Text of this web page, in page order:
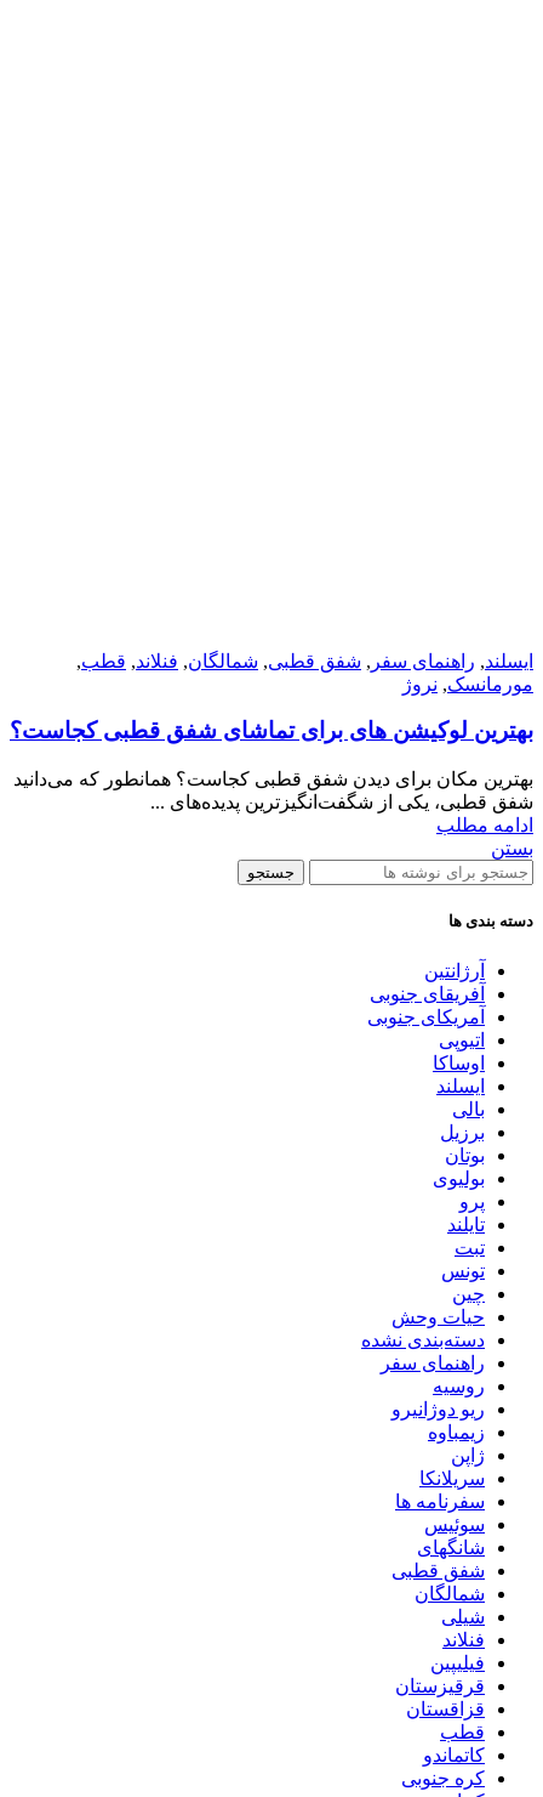
ایسلند, راهنمای سفر , شفق قطبی, شمالگان, فنلاند, قطب,
مورمانسک, نروژ
بهترین لوکیشن‌ های برای تماشای شفق قطبی کجاست؟
بهترین مکان برای دیدن شفق قطبی کجاست؟ همانطور که می‌دانید
شفق قطبی، یکی از شگفت‌انگیزترین پدیده‌های ...
ادامه مطلب
بستن
جستجو
دسته بندی ها
آرژانتین
آفریقای جنوبی
آمریکای جنوبی
اتیوپی
اوساکا
ایسلند
بالی
برزیل
بوتان
بولیوی
پرو
تایلند
تبت
تونس
چین
حیات وحش
دسته‌بندی نشده
راهنمای سفر
روسیه
ریو دوژانیرو
زیمباوه
ژاپن
سریلانکا
سفرنامه ها
سوئیس
شانگهای
شفق قطبی
شمالگان
شیلی
فنلاند
فیلیپین
قرقیزستان
قزاقستان
قطب
کاتماندو
کره جنوبی